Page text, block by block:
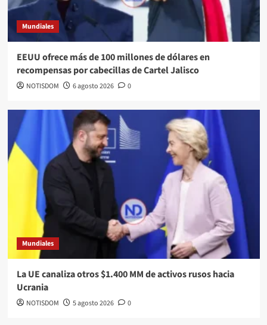
Mundiales
EEUU ofrece más de 100 millones de dólares en
recompensas por cabecillas de Cartel Jalisco
NOTISDOM 6 agosto 2026 0
Mundiales
La UE canaliza otros $1.400 MM de activos rusos hacia
Ucrania
NOTISDOM 5 agosto 2026 0